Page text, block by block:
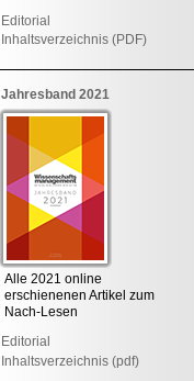
Editorial
Inhaltsverzeichnis (PDF)
Jahresband 2021
Alle 2021 online
erschienenen Artikel zum
Nach-Lesen
Editorial
Inhaltsverzeichnis (pdf)